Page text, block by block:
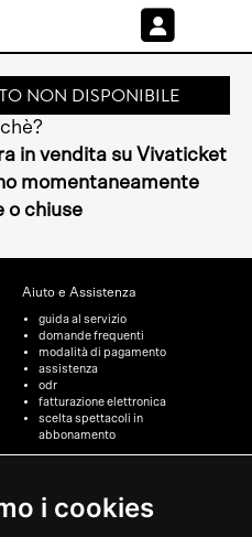
i cookies
NON DISPONIBILE
in vendita su Vivaticket
momentaneamente
o chiuse
Aiuto e Assistenza
guida al servizio
domande frequenti
modalità di pagamento
assistenza
odr
fatturazione elettronica
scelta spettacoli in
abbonamento